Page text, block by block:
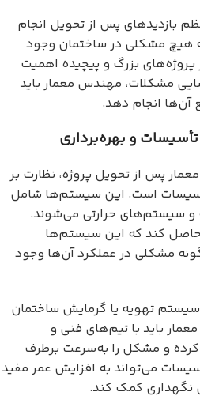
بازدیدهای پس از تحویل انجام
هیچ مشکلی در ساختمان وجود
پروژه‌های بزرگ و پیچیده اهمیت
مشکلات، مهندس معمار باید
آن‌ها انجام دهد.
پس از تحویل پروژه، نظارت بر
است. این سیستم‌ها شامل
و سیستم‌های حرارتی می‌شوند.
حاصل کند که این سیستم‌ها
مشکلی در عملکرد آن‌ها وجود
تهویه یا گرمایش ساختمان
باید با تیم‌های فنی و
و مشکل را به‌سرعت برطرف
می‌تواند به افزایش عمر مفید
کمک کند.